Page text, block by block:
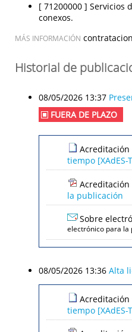
[ 71200000 ] Servicios
conexos.
MÁS INFORMACIÓN
Historial de
08/05/2026 13:37
FUERA DE PLAZO
Acreditación
tiempo [XAdES-
Acreditación
la publicación
Sobre
electrónico para la
08/05/2026 13:36 Alta
Acreditación
tiempo [XAdES-